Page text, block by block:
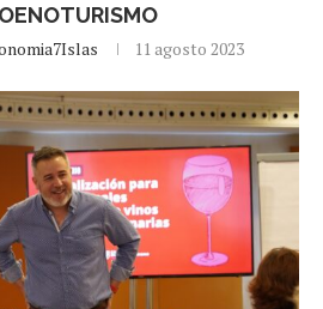
11 agosto 2023